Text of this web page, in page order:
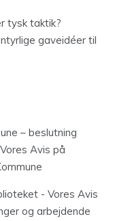
tysk taktik?
gaveidéer til
– beslutning
Avis på
- Vores Avis
og arbejdende